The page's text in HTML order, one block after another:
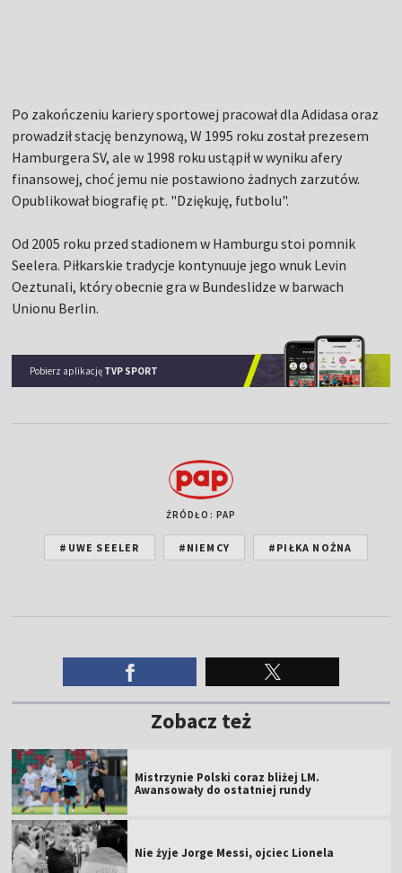
Po zakończeniu kariery sportowej pracował dla Adidasa oraz
prowadził stację benzynową, W 1995 roku został prezesem
Hamburgera SV, ale w 1998 roku ustąpił w wyniku afery
finansowej, choć jemu nie postawiono żadnych zarzutów.
Opublikował biografię pt. "Dziękuję, futbolu".
Od 2005 roku przed stadionem w Hamburgu stoi pomnik
Seelera. Piłkarskie tradycje kontynuuje jego wnuk Levin
Oeztunali, który obecnie gra w Bundeslidze w barwach
Unionu Berlin.
Pobierz aplikację TVP SPORT
ŹRÓDŁO: PAP
#UWE SEELER #NIEMCY #PIŁKA NOŻNA
Zobacz też
Mistrzynie Polski coraz bliżej LM.
Awansowały do ostatniej rundy
Nie żyje Jorge Messi, ojciec Lionela